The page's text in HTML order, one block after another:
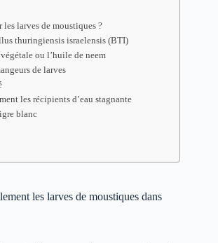
larves de moustiques ?
thuringiensis israelensis (BTI)
ou l’huile de neem
de larves
les récipients d’eau stagnante
blanc
les larves de moustiques dans